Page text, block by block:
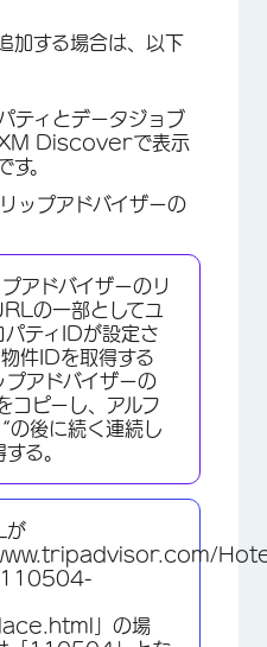
加する場合は、以下
ティとデータジョブ
XM Discoverで表示
す。
ップアドバイザーの
プアドバイザーのリ
の一部としてユ
パティIDが設定さ
件IDを取得する
プアドバイザーの
コピーし、アルフ
の後に続く連続し
る。
が
」の場